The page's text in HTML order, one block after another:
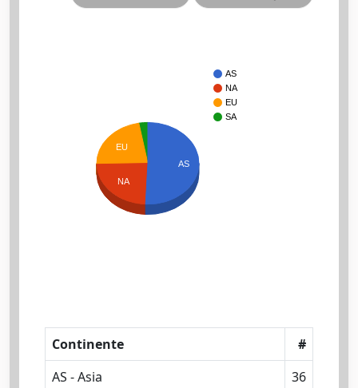
AS
NA
EU
SA
EU
NA
AS
Continente
#
AS - Asia
36